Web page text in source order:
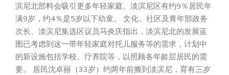
滨尼北部料会吸引更多年轻家庭。淡滨尼区有约9％居民年
满9岁，约4％是5岁以下幼童。 文化、社区及青年部政务
次长、淡滨尼集选区议员马炎庆指出，淡滨尼北的发展蓝
图已考虑到这一带年轻家庭对托儿服务等的需求，计划中
的新设施包括学校、疗养院等，以照顾各年龄层居民的需
要。 居民沈卓丽（33岁）约两年前搬到淡滨尼，育有三岁